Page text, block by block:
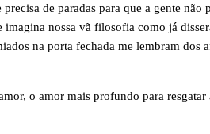
de paradas para que a gente não
nossa vã filosofia como já
na porta fechada me lembram dos
o amor mais profundo para resgatar